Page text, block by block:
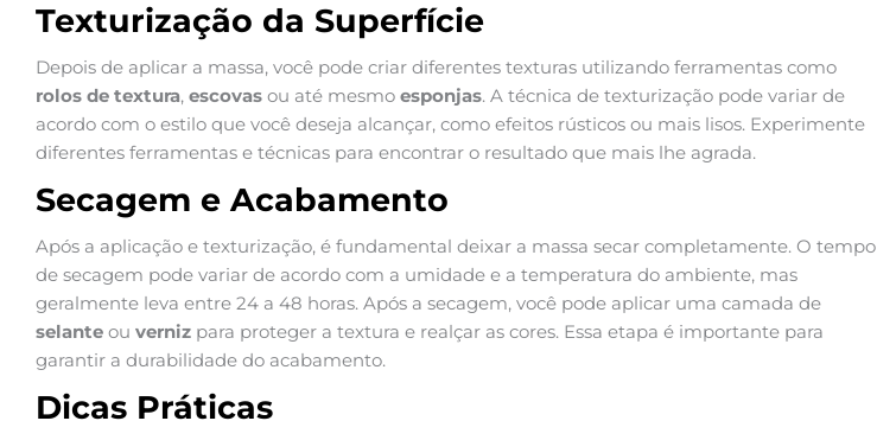
Texturização da Superfície
Depois de aplicar a massa, você pode criar diferentes texturas utilizando ferramentas como
rolos de textura, escovas ou até mesmo esponjas. A técnica de texturização pode variar de
acordo com o estilo que você deseja alcançar, como efeitos rústicos ou mais lisos. Experimente
diferentes ferramentas e técnicas para encontrar o resultado que mais lhe agrada.
Secagem e Acabamento
Após a aplicação e texturização, é fundamental deixar a massa secar completamente. O tempo
de secagem pode variar de acordo com a umidade e a temperatura do ambiente, mas
geralmente leva entre 24 a 48 horas. Após a secagem, você pode aplicar uma camada de
selante ou verniz para proteger a textura e realçar as cores. Essa etapa é importante para
garantir a durabilidade do acabamento.
Dicas Práticas